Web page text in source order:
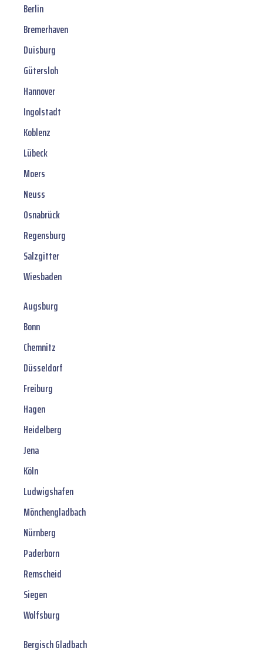
Berlin
Bremerhaven
Duisburg
Gütersloh
Hannover
Ingolstadt
Koblenz
Lübeck
Moers
Neuss
Osnabrück
Regensburg
Salzgitter
Wiesbaden
Augsburg
Bonn
Chemnitz
Düsseldorf
Freiburg
Hagen
Heidelberg
Jena
Köln
Ludwigshafen
Mönchengladbach
Nürnberg
Paderborn
Remscheid
Siegen
Wolfsburg
Bergisch Gladbach